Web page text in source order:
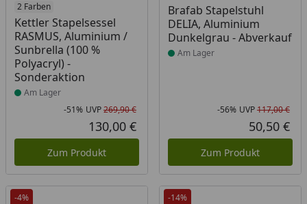
2 Farben
Kettler Stapelsessel
RASMUS, Aluminium /
Sunbrella (100 %
Polyacryl) -
Sonderaktion
Produkt am Lager
Am Lager
Rabatt in Prozent
-51%
Ursprünglicher Preis
UVP269,90 €
Aktueller Preis
130,00 €
Zum Produkt
Brafab Stapelstuhl
DELIA, Aluminium
Dunkelgrau - Abverkauf
Produkt am Lager
Am Lager
-56% UVP117,00 €
50,50 €
Zum Produkt
-4% -14%